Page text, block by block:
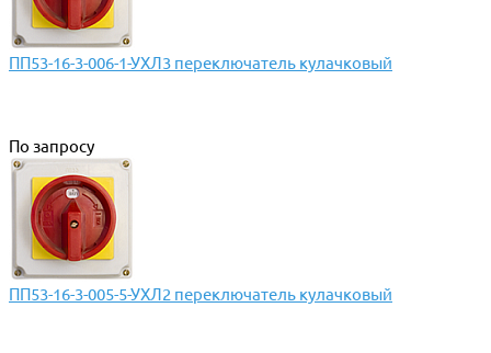
ПП53-16-3-006-1-УХЛ3 переключатель кулачковый
По запросу
ПП53-16-3-005-5-УХЛ2 переключатель кулачковый